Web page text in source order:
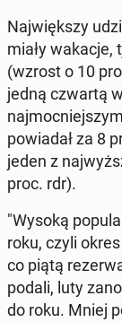
Naj­więk­szy
miały wakacje,
(wzrost o 10
jedną czwartą
po­wia­dał za 8
jeden z
proc. rdr).
"Wysoką
roku, czyli
co piątą
podali, luty
do roku. Mniej